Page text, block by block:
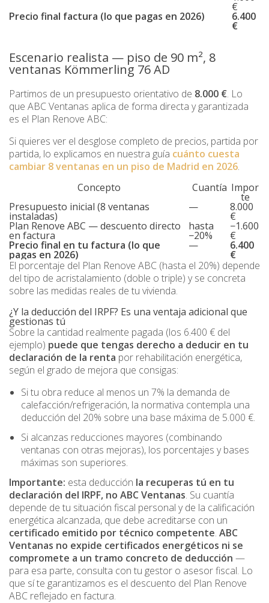
€
Precio final factura (lo que pagas en 2026) 6.400
€
Escenario realista — piso de 90 m², 8
ventanas Kömmerling 76 AD
Partimos de un presupuesto orientativo de 8.000 €. Lo
que ABC Ventanas aplica de forma directa y garantizada
es el Plan Renove ABC:
Si quieres ver el desglose completo de precios, partida por
partida, lo explicamos en nuestra guía cuánto cuesta
cambiar 8 ventanas en un piso de Madrid en 2026.
Concepto
Cuantía Impor
te
Presupuesto inicial (8 ventanas
instaladas)
— 8.000
€
Plan Renove ABC — descuento directo
en factura
hasta
−20%
−1.600
€
Precio final en tu factura (lo que
pagas en 2026)
— 6.400
€
El porcentaje del Plan Renove ABC (hasta el 20%) depende
del tipo de acristalamiento (doble o triple) y se concreta
sobre las medidas reales de tu vivienda.
¿Y la deducción del IRPF? Es una ventaja adicional que
gestionas tú
Sobre la cantidad realmente pagada (los 6.400 € del
ejemplo) puede que tengas derecho a deducir en tu
declaración de la renta por rehabilitación energética,
según el grado de mejora que consigas:
Si tu obra reduce al menos un 7% la demanda de
calefacción/refrigeración, la normativa contempla una
deducción del 20% sobre una base máxima de 5.000 €.
Si alcanzas reducciones mayores (combinando
ventanas con otras mejoras), los porcentajes y bases
máximas son superiores.
Importante: esta deducción la recuperas tú en tu
declaración del IRPF, no ABC Ventanas. Su cuantía
depende de tu situación fiscal personal y de la calificación
energética alcanzada, que debe acreditarse con un
certificado emitido por técnico competente. ABC
Ventanas no expide certificados energéticos ni se
compromete a un tramo concreto de deducción —
para esa parte, consulta con tu gestor o asesor fiscal. Lo
que sí te garantizamos es el descuento del Plan Renove
ABC reflejado en factura.